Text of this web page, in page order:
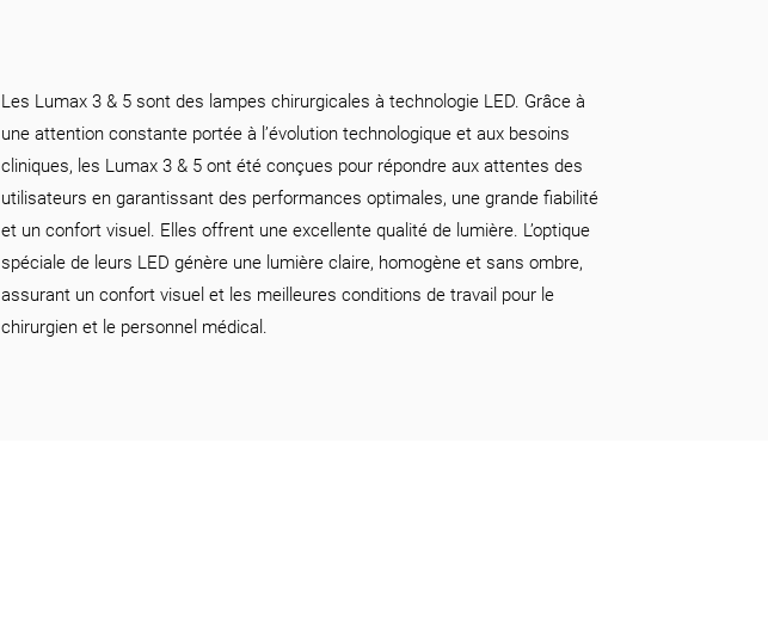
Les Lumax 3 & 5 sont des lampes chirurgicales à technologie LED. Grâce à
une attention constante portée à l’évolution technologique et aux besoins
cliniques, les Lumax 3 & 5 ont été conçues pour répondre aux attentes des
utilisateurs en garantissant des performances optimales, une grande fiabilité
et un confort visuel. Elles offrent une excellente qualité de lumière. L’optique
spéciale de leurs LED génère une lumière claire, homogène et sans ombre,
assurant un confort visuel et les meilleures conditions de travail pour le
chirurgien et le personnel médical.